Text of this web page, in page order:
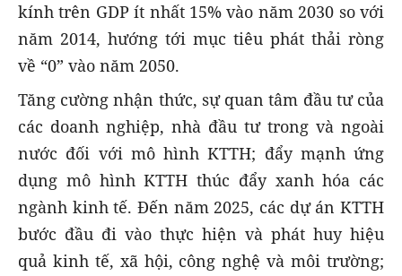
kính trên GDP ít nhất 15% vào năm 2030 so với
năm 2014, hướng tới mục tiêu phát thải ròng
về “0” vào năm 2050.
Tăng cường nhận thức, sự quan tâm đầu tư của
các doanh nghiệp, nhà đầu tư trong và ngoài
nước đối với mô hình KTTH; đẩy mạnh ứng
dụng mô hình KTTH thúc đẩy xanh hóa các
ngành kinh tế. Đến năm 2025, các dự án KTTH
bước đầu đi vào thực hiện và phát huy hiệu
quả kinh tế, xã hội, công nghệ và môi trường;